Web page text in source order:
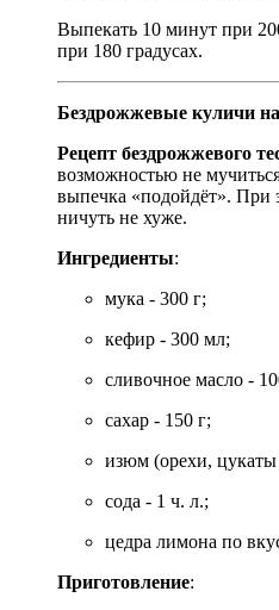
Выпекать 10 минут при
при 180 градусах.
Бездрожжевые куличи
Рецепт бездрожжевого
возможностью не
выпечка «подойдёт». При
ничуть не хуже.
Ингредиенты:
мука - 300 г;
кефир - 300 мл;
сливочное масло -
сахар - 150 г;
изюм (орехи, цукаты
сода - 1 ч. л.;
цедра лимона по
Приготовление: